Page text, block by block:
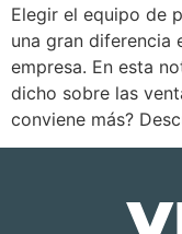
Elegir el equipo de
una gran diferencia
empresa. En esta
dicho sobre las
conviene más?